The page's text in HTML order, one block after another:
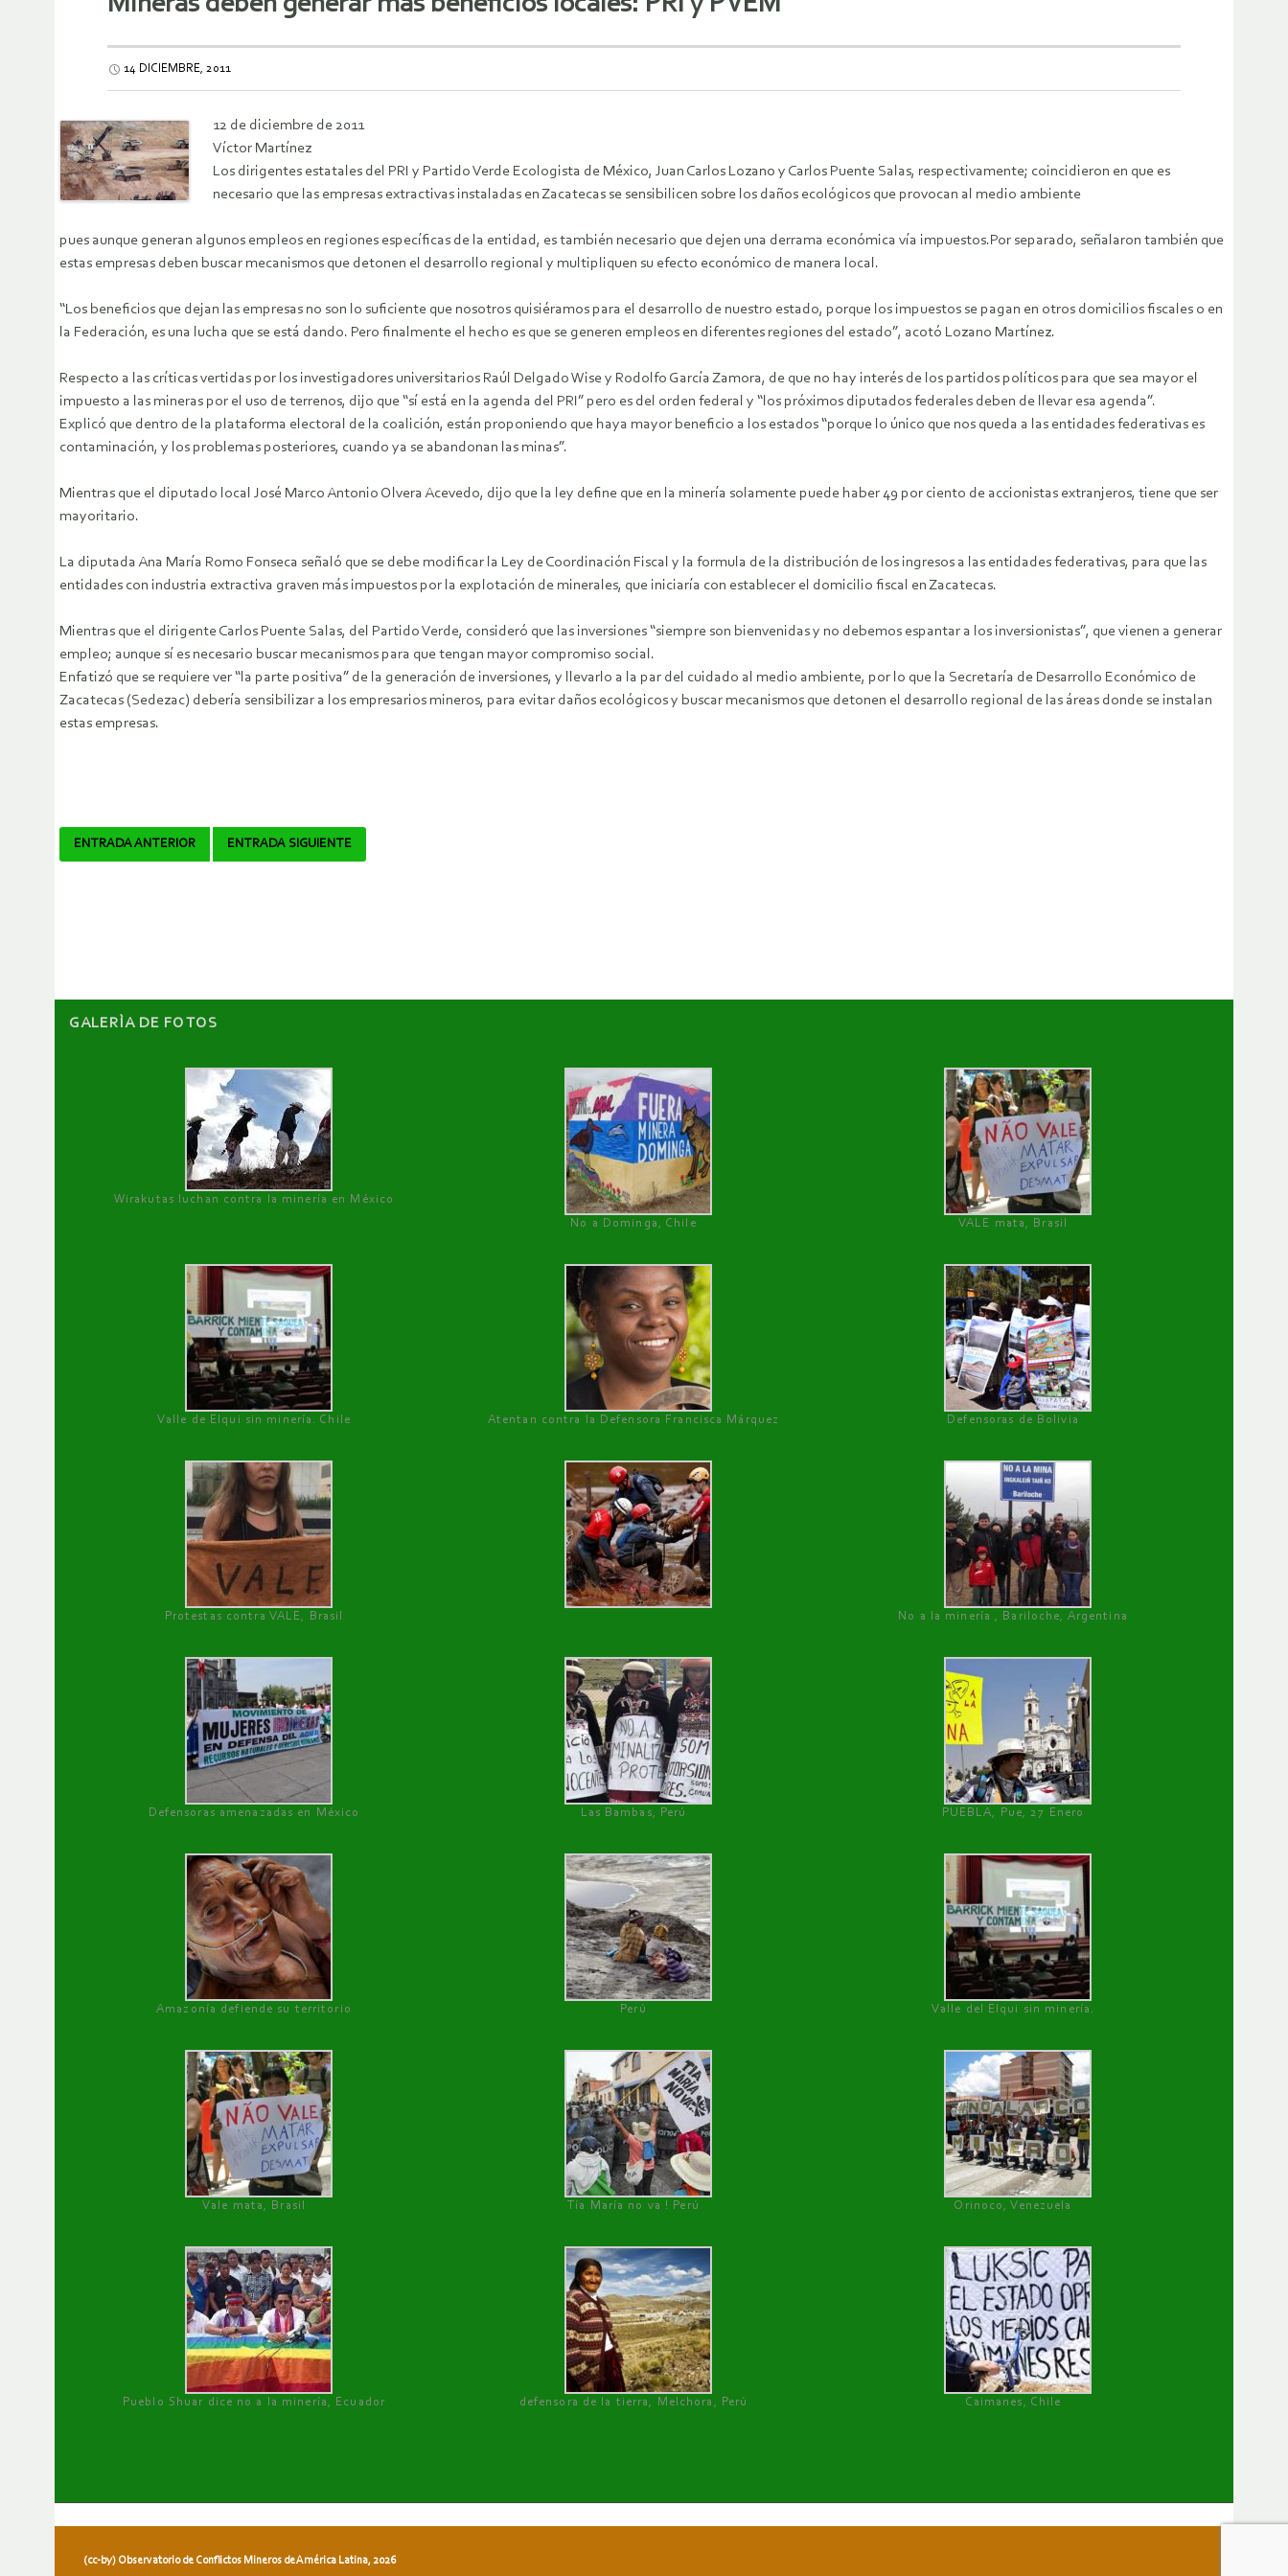
14 DICIEMBRE, 2011
12 de diciembre de 2011
Víctor Martínez
Los dirigentes estatales del PRI y Partido Verde Ecologista de México, Juan Carlos Lozano y Carlos Puente Salas, respectivamente; coincidieron en que es
necesario que las empresas extractivas instaladas en Zacatecas se sensibilicen sobre los daños ecológicos que provocan al medio ambiente
pues aunque generan algunos empleos en regiones específicas de la entidad, es también necesario que dejen una derrama económica vía impuestos.Por separado, señalaron también que
estas empresas deben buscar mecanismos que detonen el desarrollo regional y multipliquen su efecto económico de manera local.
“Los beneficios que dejan las empresas no son lo suficiente que nosotros quisiéramos para el desarrollo de nuestro estado, porque los impuestos se pagan en otros domicilios fiscales o en
la Federación, es una lucha que se está dando. Pero finalmente el hecho es que se generen empleos en diferentes regiones del estado”, acotó Lozano Martínez.
Respecto a las críticas vertidas por los investigadores universitarios Raúl Delgado Wise y Rodolfo García Zamora, de que no hay interés de los partidos políticos para que sea mayor el
impuesto a las mineras por el uso de terrenos, dijo que “sí está en la agenda del PRI” pero es del orden federal y “los próximos diputados federales deben de llevar esa agenda”.
Explicó que dentro de la plataforma electoral de la coalición, están proponiendo que haya mayor beneficio a los estados “porque lo único que nos queda a las entidades federativas es
contaminación, y los problemas posteriores, cuando ya se abandonan las minas”.
Mientras que el diputado local José Marco Antonio Olvera Acevedo, dijo que la ley define que en la minería solamente puede haber 49 por ciento de accionistas extranjeros, tiene que ser
mayoritario.
La diputada Ana María Romo Fonseca señaló que se debe modificar la Ley de Coordinación Fiscal y la formula de la distribución de los ingresos a las entidades federativas, para que las
entidades con industria extractiva graven más impuestos por la explotación de minerales, que iniciaría con establecer el domicilio fiscal en Zacatecas.
Mientras que el dirigente Carlos Puente Salas, del Partido Verde, consideró que las inversiones “siempre son bienvenidas y no debemos espantar a los inversionistas”, que vienen a generar
empleo; aunque sí es necesario buscar mecanismos para que tengan mayor compromiso social.
Enfatizó que se requiere ver “la parte positiva” de la generación de inversiones, y llevarlo a la par del cuidado al medio ambiente, por lo que la Secretaría de Desarrollo Económico de
Zacatecas (Sedezac) debería sensibilizar a los empresarios mineros, para evitar daños ecológicos y buscar mecanismos que detonen el desarrollo regional de las áreas donde se instalan
estas empresas.
Navegador
ENTRADA ANTERIOR ENTRADA SIGUIENTE
GALERÌA DE FOTOS
Wirakutas luchan contra la minería en México
No a Dominga, Chile
VALE mata, Brasil
Valle de Elqui sin minería. Chile Atentan contra la Defensora Francisca Márquez Defensoras de Bolivia
Protestas contra VALE, Brasil No a la minería , Bariloche, Argentina
Defensoras amenazadas en México Las Bambas, Perú PUEBLA, Pue, 27 Enero
Amazonía defiende su territorio Perú Valle del Elqui sin minería.
Vale mata, Brasil Tía María no va ! Perú Orinoco, Venezuela
Pueblo Shuar dice no a la minería, Ecuador defensora de la tierra, Melchora, Perú Caimanes, Chile
(cc-by) Observatorio de Conflictos Mineros de América Latina, 2026